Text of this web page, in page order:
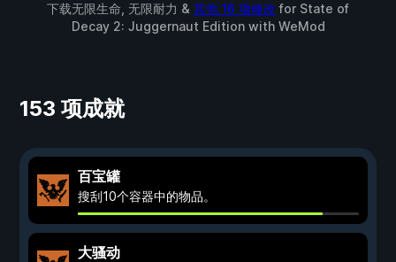
下载无限生命, 无限耐力 & 其他 16 项修改 for State of
Decay 2: Juggernaut Editionwith WeMod
153 项成就
百宝罐
搜刮10个容器中的物品。
大骚动